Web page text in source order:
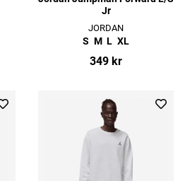
Jr
JORDAN
S M L XL
349 kr